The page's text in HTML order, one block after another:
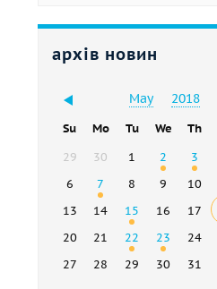
архів новин
May 2018
Su Mo Tu We Th
29
30 1 2 3
6
7 8 9 10
13
14 15 16 17
20
21 22 23 24
27
28 29 30 31